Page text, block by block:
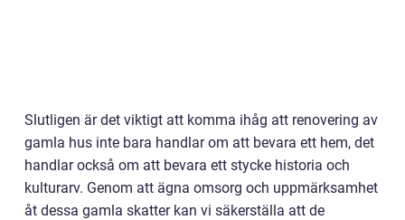
Slutligen är det viktigt att komma ihåg att renovering av
gamla hus inte bara handlar om att bevara ett hem, det
handlar också om att bevara ett stycke historia och
kulturarv. Genom att ägna omsorg och uppmärksamhet
åt dessa gamla skatter kan vi säkerställa att de